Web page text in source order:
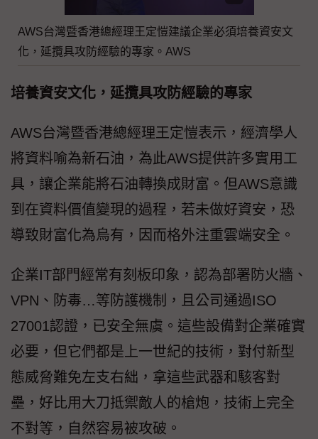
AWS台灣暨香港總經理王定愷建議企業必須培養資安文
化，延攬具攻防經驗的專家。AWS
培養資安文化，延攬具攻防經驗的專家
AWS台灣暨香港總經理王定愷表示，經濟學人
將資料喻為新石油，為此AWS提供許多實用工
具，讓企業能將石油轉換成財富。但AWS意識
到在資料價值變現的過程，若未做好資安，恐
導致財富化為烏有，因而格外注重雲端安全。
企業IT部門經常有刻板印象，認為部署防火牆、
VPN、防毒…等防護機制，且公司通過ISO
27001認證，已安全無虞。這些設備對企業確實
必要，但它們都是上一世紀的技術，對付新型
態威脅難免左支右絀，拿這些武器和駭客對
壘，好比用大刀抵禦敵人的槍炮，技術上完全
不對等，自然容易被攻破。